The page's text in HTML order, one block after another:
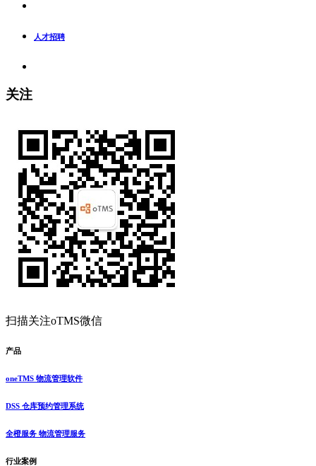
人才招聘
关注
扫描关注oTMS微信
产品
oneTMS 物流管理软件
DSS 仓库预约管理系统
全橙服务 物流管理服务
行业案例